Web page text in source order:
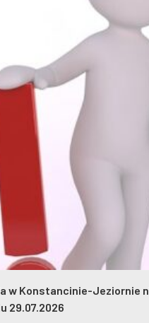
w Konstancinie-Jeziornie
29.07.2026